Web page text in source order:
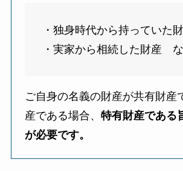
・独身時代から持っていた
・実家から相続した財産
ご自身の名義の財産が共有財産
産である場合、特有財産である
が必要です。